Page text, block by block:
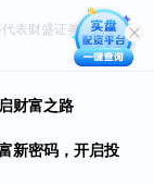
表财盛证券平台观点
财富之路
新密码，开启投